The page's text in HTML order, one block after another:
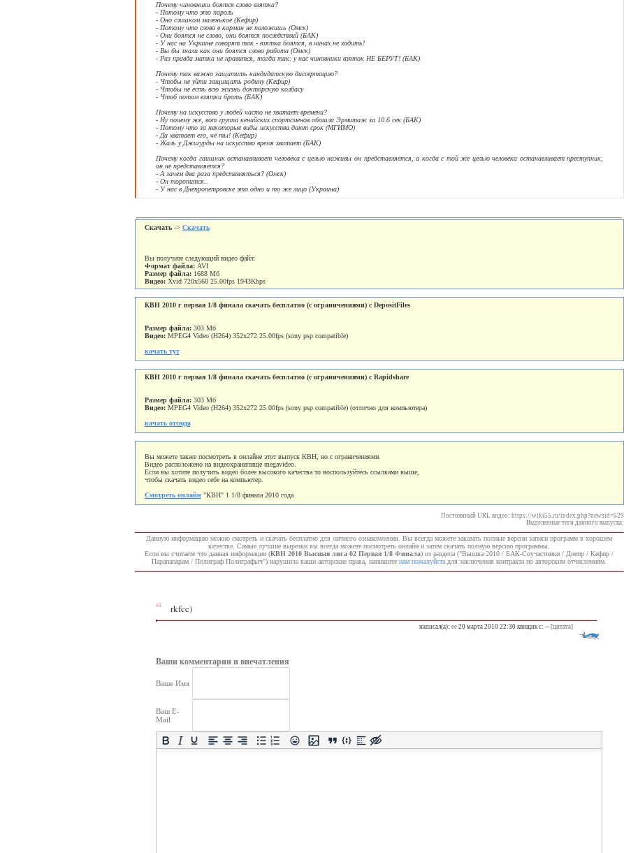
Почему чиновники боятся слово взятка?
- Потому что это пароль
- Оно слишком маленькое (Кефир)
- Потому что слово в карман не положишь (Омск)
- Они боятся не слово, они боятся последствий (БАК)
- У нас на Украине говорят так - взятка боятся, в чинах не ходить!
- Вы бы знали как они боятся слово работа (Омск)
- Раз правда матка не нравится, тогда так: у нас чиновники взяток НЕ БЕРУТ! (БАК)
Почему так важно защитить кандидатскую диссертацию?
- Чтобы не уйти защищать родину (Кефир)
- Чтобы не есть всю жизнь докторскую колбасу
- Чтоб потом взятки брать (БАК)
Почему на искусство у людей часто не хватает времени?
- Ну почему же, вот группа кенийских спортсменов обошла Эрмитаж за 10.6 сек (БАК)
- Потому что за некоторые виды искусства дают срок (МГИМО)
- Да хватает его, чё ты! (Кефир)
- Жаль у Джигурды на искусство время хватает (БАК)
Почему когда гаишник останавливает человека с целью наживы он представляется, а когда с той же целью человека останавливает преступник,
он не представляется?
- А зачем два раза представляться? (Омск)
- Он торопится..
- У нас в Днепропетровске это одно и то же лицо (Украина)
Скачать-> Скачать
Вы получите следующий видео файл:
Формат файла:AVI
Размер файла:1688 Мб
Видео:Xvid 720x560 25.00fps 1943Kbps
КВН 2010 г первая 1/8 финала скачать бесплатно (с ограничениями) с DepositFiles
Размер файла:303 Мб
Видео:MPEG4 Video (H264) 352x272 25.00fps (sony psp compatible)
качать тут
КВН 2010 г первая 1/8 финала скачать бесплатно (с ограничениями) с Rapidshare
Размер файла:303 Мб
Видео:MPEG4 Video (H264) 352x272 25.00fps (sony psp compatible) (отлично для компьютера)
качать отсюда
Вы можете также посмотреть в онлайне этот выпуск КВН, но с ограничениями.
Видео расположено на видеохранилище megavideo.
Если вы хотите получить видео более высокого качества то воспользуйтесь ссылками выше,
чтобы скачать видео себе на компьютер.
Смотреть онлайн"КВН" 1 1/8 финала 2010 года
Постоянный URL видео: https://wiki55.ru/index.php?newsid=529
Выделенные теги данного выпуска:
Данную информацию можно смотреть и скачать бесплатно для личного ознакомления. Вы всегда можете заказать полные версии записи программ в хорошем
качестве. Самые лучшие вырезки вы всегда можете посмотреть онлайн и затем скачать полную версию программы.
Если вы считаете что данная информация (КВН 2010 Высшая лига 02 Первая 1/8 Финала) из раздела ("Вышка 2010 / БАК-Соучастники / Днепр / Кефир /
Парапапарам / Полиграф Полиграфыч") нарушила ваши авторские права, напишите нам пожалуйста для заключения контракта по авторским отчислениям.
#1 rkfcc)
написал(а): ee 20 марта 2010 22:30 квнщик с: -- [цитата]
Ваши комментарии и впечатления
Ваше Имя
Ваш E-
Mail